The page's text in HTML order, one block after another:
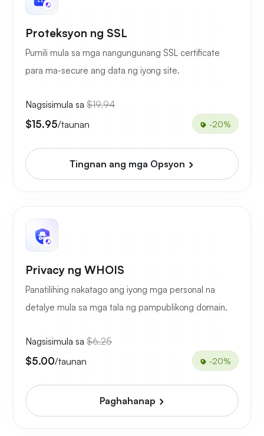
Proteksyon ng SSL
Pumili mula sa mga nangungunang SSL certificate
para ma-secure ang data ng iyong site.
Nagsisimula sa $19.94
$15.95/taunan -20%
Tingnan ang mga Opsyon
Privacy ng WHOIS
Panatilihing nakatago ang iyong mga personal na
detalye mula sa mga tala ng pampublikong domain.
Nagsisimula sa $6.25
$5.00/taunan -20%
Paghahanap